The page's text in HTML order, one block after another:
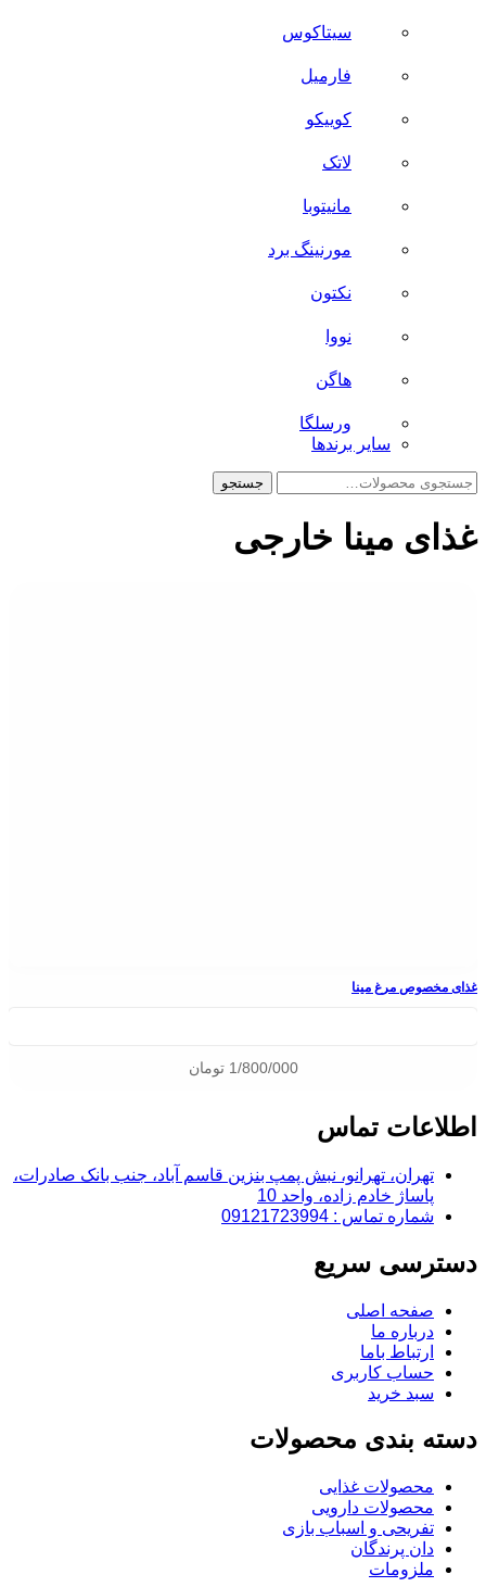
سیتاکوس
فارمیل
کوییکو
لاتک
مانیتوبا
مورنینگ برد
نکتون
نووا
هاگن
ورسلگا
سایر برند‌ها
جستجو
جستجو
غذای مینا خارجی
غذای مخصوص مرغ مینا
1/800/000 تومان
اطلاعات تماس
تهران، تهرانو، نبش پمپ بنزین قاسم آباد، جنب بانک صادرات،
پاساژ خادم زاده، واحد 10
شماره تماس : 09121723994
دسترسی سریع
صفحه اصلی
درباره ما
ارتباط باما
حساب کاربری
سبد خرید
دسته بندی محصولات
محصولات غذایی
محصولات دارویی
تفریحی و اسباب بازی
دان پرندگان
ملزومات